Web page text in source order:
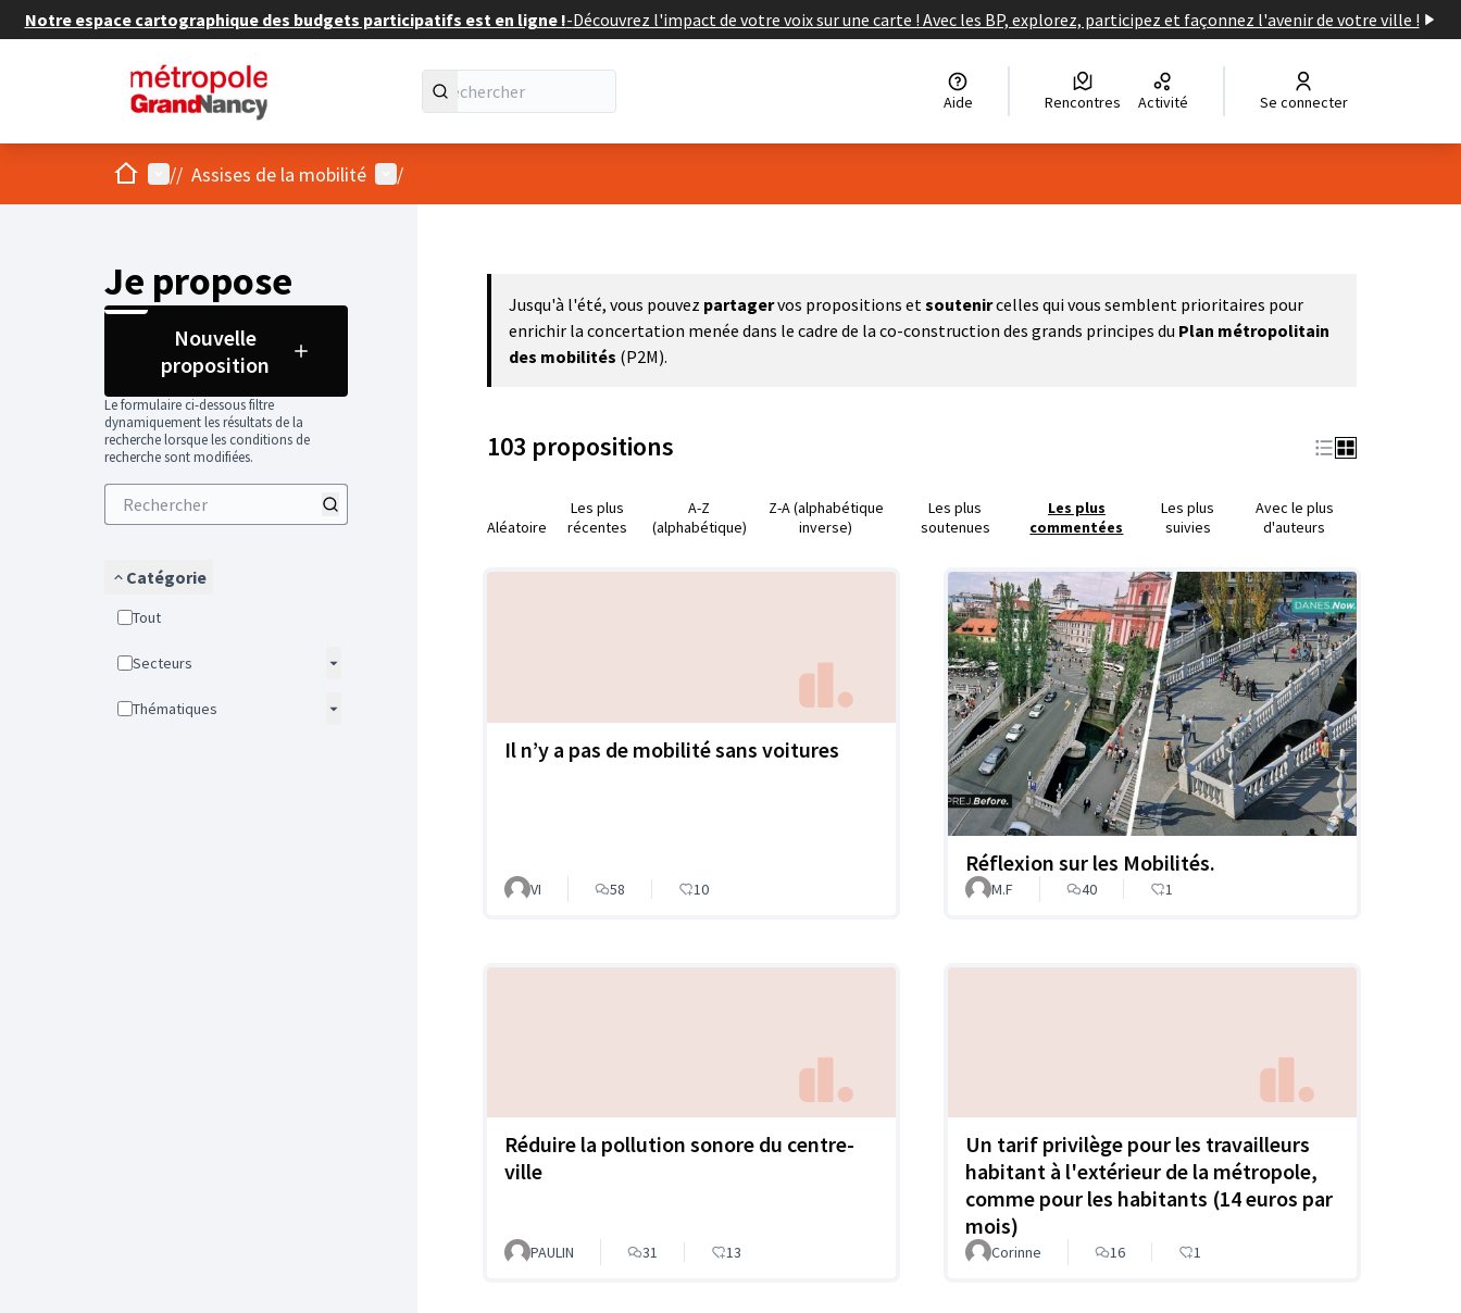
Notre espace cartographique des budgets participatifs est en ligne !-Découvrez l'impact de votre voix sur une carte ! Avec les BP, explorez, participez et façonnez l'avenir de votre ville !
Aide Rencontres Activité Se connecter
AccueilMenu principal
// Assises de la mobilité Menu utilisateur
/
Je propose
Nouvelle
proposition
Le formulaire ci-dessous filtre
dynamiquement les résultats de la
recherche lorsque les conditions de
recherche sont modifiées.
Catégorie
Tout
Secteurs
Thématiques
Jusqu'à l'été, vous pouvez partagervos propositions etsoutenircelles qui vous semblent prioritaires pour
enrichir la concertation menée dans le cadre de la co-construction des grands principes du Plan métropolitain
des mobilités (P2M).
103 propositions
Aléatoire
Les plus
récentes
A-Z
(alphabétique)
Z-A (alphabétique
inverse)
Les plus
soutenues
Les plus
commentées
Les plus
suivies
Avec le plus
d'auteurs
Il n’y a pas de mobilité sans voitures
VI 58 10
Réflexion sur les Mobilités.
M.F 40 1
Réduire la pollution sonore du centre-
ville
PAULIN 31 13
Un tarif privilège pour les travailleurs
habitant à l'extérieur de la métropole,
comme pour les habitants (14 euros par
mois)
Corinne 16 1